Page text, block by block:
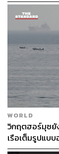
WORLD
วิกฤตฮอร์มุซยั
เรือเต็มรูปแบ